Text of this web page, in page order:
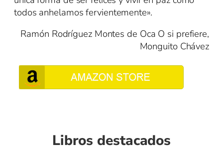
todos anhelamos fervientemente».
Ramón Rodríguez Montes de Oca O si prefiere,
Monguito Chávez
Libros destacados